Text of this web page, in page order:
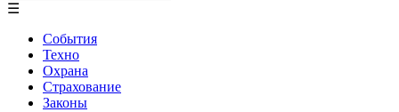
☰
События
Техно
Охрана
Страхование
Законы